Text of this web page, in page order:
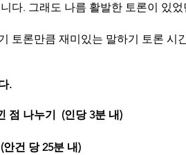
다. 그래도 나름 활발한 토론이 있
토론만큼 재미있는 말하기 토론 시
.
점 나누기  (인당 3분 내)
안건 당 25분 내)